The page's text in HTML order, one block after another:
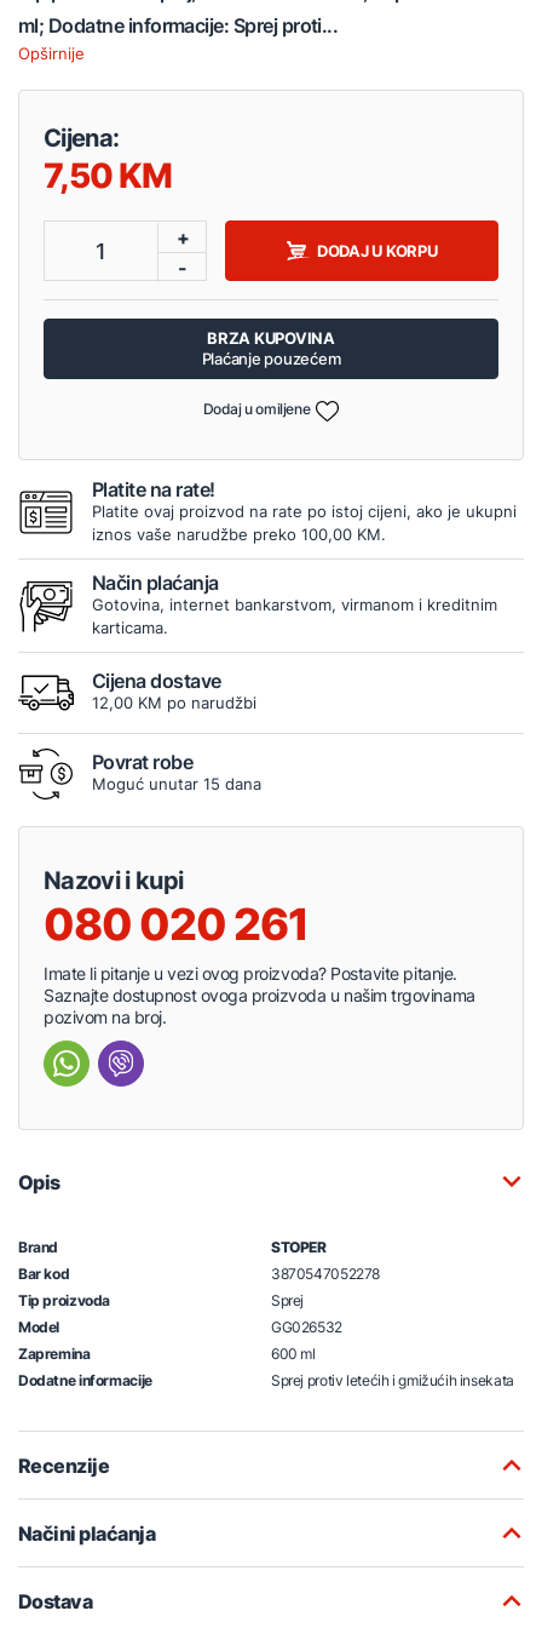
ml; Dodatne informacije: Sprej proti...
Opširnije
Cijena:
7,50
1
+
-
DODAJ U KORPU
BRZA KUPOVINA
Plaćanje pouzećem
Dodaj u omiljene
Platite na rate!
Platite ovaj proizvod na rate po istoj cijeni, ako je ukupni
iznos vaše narudžbe preko 100,00 KM.
Način plaćanja
Gotovina, internet bankarstvom, virmanom i kreditnim
karticama.
Cijena dostave
12,00 KM po narudžbi
Povrat robe
Moguć unutar 15 dana
Nazovi i kupi
080 020 261
Imate li pitanje u vezi ovog proizvoda? Postavite pitanje.
Saznajte dostupnost ovoga proizvoda u našim trgovinama
pozivom na broj.
Opis
Brand
STOPER
Bar kod
3870547052278
Tip proizvoda
Sprej
Model
GG026532
Zapremina
600 ml
Dodatne informacije
Sprej protiv letećih i gmižućih insekata
Recenzije
Načini plaćanja
Dostava